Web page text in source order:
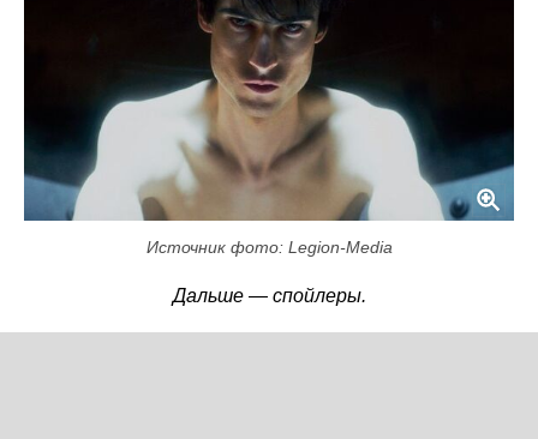
Источник фото: Legion-Media
Дальше — спойлеры.